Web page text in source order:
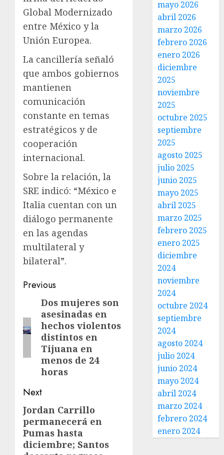
Global Modernizado
entre México y la
Unión Europea.
La cancillería señaló
que ambos gobiernos
mantienen
comunicación
constante en temas
estratégicos y de
cooperación
internacional.
Sobre la relación, la
SRE indicó: “México e
Italia cuentan con un
diálogo permanente
en las agendas
multilateral y
bilateral”.
Previous
Dos mujeres son
asesinadas en
hechos violentos
distintos en
Tijuana en
menos de 24
horas
Next
Jordan Carrillo
permanecerá en
Pumas hasta
diciembre; Santos
mayo 2026
abril 2026
marzo 2026
febrero 2026
enero 2026
diciembre
2025
noviembre
2025
octubre 2025
septiembre
2025
agosto 2025
julio 2025
junio 2025
mayo 2025
abril 2025
marzo 2025
febrero 2025
enero 2025
diciembre
2024
noviembre
2024
octubre 2024
septiembre
2024
agosto 2024
julio 2024
junio 2024
mayo 2024
abril 2024
marzo 2024
febrero 2024
enero 2024